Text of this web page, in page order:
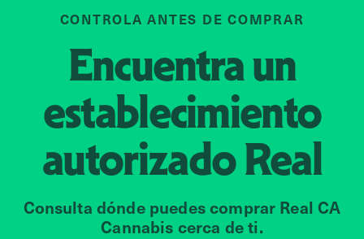
CONTROLA ANTES DE COMPRAR
Encuentra un
establecimiento
autorizadoReal
Consulta dónde puedes comprar Real CA
Cannabis cerca de ti.